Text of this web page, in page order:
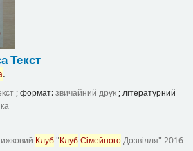
Текст
.
; формат:звичайний друк; літературний
Клуб"КлубСімейногоДозвілля" 2016